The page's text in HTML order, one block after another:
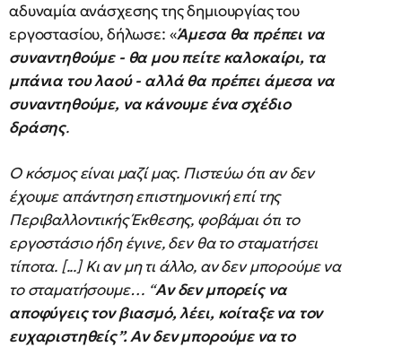
αδυναμία ανάσχεσης της δημιουργίας του
εργοστασίου, δήλωσε: «Άμεσα θα πρέπει να
συναντηθούμε - θα μου πείτε καλοκαίρι, τα
μπάνια του λαού - αλλά θα πρέπει άμεσα να
συναντηθούμε, να κάνουμε ένα σχέδιο
δράσης.
Ο κόσμος είναι μαζί μας. Πιστεύω ότι αν δεν
έχουμε απάντηση επιστημονική επί της
Περιβαλλοντικής Έκθεσης, φοβάμαι ότι το
εργοστάσιο ήδη έγινε, δεν θα το σταματήσει
τίποτα. [...] Κι αν μη τι άλλο, αν δεν μπορούμε να
το σταματήσουμε… “Αν δεν μπορείς να
αποφύγεις τον βιασμό, λέει, κοίταξε να τον
ευχαριστηθείς”. Αν δεν μπορούμε να το